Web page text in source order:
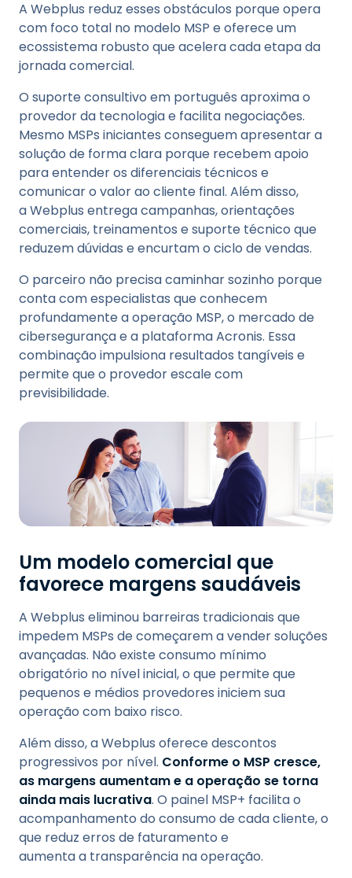
A Webplus reduz esses obstáculos porque opera
com foco total no modelo MSP e oferece um
ecossistema robusto que acelera cada etapa da
jornada comercial.
O suporte consultivo em português aproxima o
provedor da tecnologia e facilita negociações.
Mesmo MSPs iniciantes conseguem apresentar a
solução de forma clara porque recebem apoio
para entender os diferenciais técnicos e
comunicar o valor ao cliente final. Além disso,
a Webplus entrega campanhas, orientações
comerciais, treinamentos e suporte técnico que
reduzem dúvidas e encurtam o ciclo de vendas.
O parceiro não precisa caminhar sozinho porque
conta com especialistas que conhecem
profundamente a operação MSP, o mercado de
cibersegurança e a plataforma Acronis. Essa
combinação impulsiona resultados tangíveis e
permite que o provedor escale com
previsibilidade.
Um modelo comercial que
favorece margens saudáveis
A Webplus eliminou barreiras tradicionais que
impedem MSPs de começarem a vender soluções
avançadas. Não existe consumo mínimo
obrigatório no nível inicial, o que permite que
pequenos e médios provedores iniciem sua
operação com baixo risco.
Além disso, a Webplus oferece descontos
progressivos por nível. Conforme o MSP cresce,
as margens aumentam e a operação se torna
ainda mais lucrativa. O painel MSP+ facilita o
acompanhamento do consumo de cada cliente, o
que reduz erros de faturamento e
aumenta a transparência na operação.